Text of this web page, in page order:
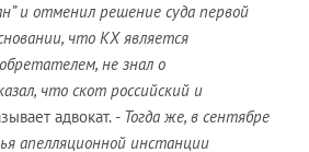
и отменил решение суда первой
что КХ является
не знал о
что скот российский и
адвокат. - Тогда же, в сентябре
апелляционной инстанции